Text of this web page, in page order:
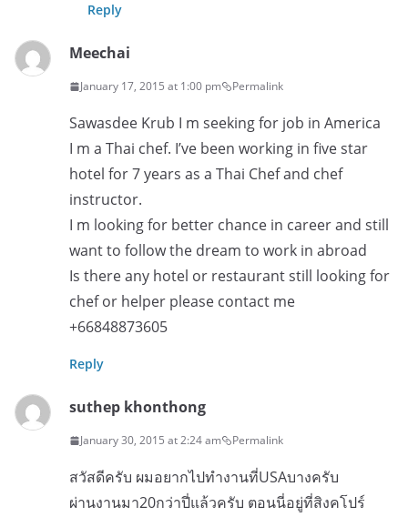
Reply
Meechai
January 17, 2015 at 1:00 pm Permalink
Sawasdee Krub I m seeking for job in America
I m a Thai chef. I’ve been working in five star
hotel for 7 years as a Thai Chef and chef
instructor.
I m looking for better chance in career and still
want to follow the dream to work in abroad
Is there any hotel or restaurant still looking for
chef or helper please contact me
+66848873605
Reply
suthep khonthong
January 30, 2015 at 2:24 am Permalink
สวัสดีครับ ผมอยากไปทำงานที่USAบางครับ
ผ่านงานมา20กว่าปี่แล้วครับ ตอนนี่อยู่ที่สิงคโปร์